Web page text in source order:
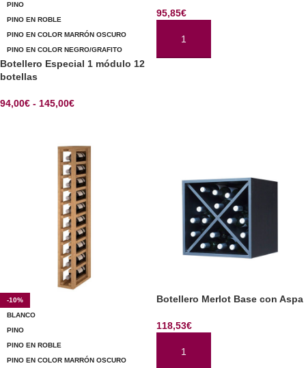
PINO
PINO EN ROBLE
PINO EN COLOR MARRÓN OSCURO
PINO EN COLOR NEGRO/GRAFITO
Botellero Especial 1 módulo 12
botellas
94,00€ - 145,00€
95,85€
AÑADIR AL CARRITO
-10%
BLANCO
PINO
PINO EN ROBLE
PINO EN COLOR MARRÓN OSCURO
Botellero Merlot Base con Aspa
118,53€
AÑADIR AL CARRITO